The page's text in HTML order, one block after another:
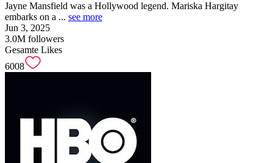
Jayne Mansfield was a Hollywood legend. Mariska Hargitay
embarks on a ... see more
Jun 3, 2025
3.0M followers
Gesamte Likes
6008